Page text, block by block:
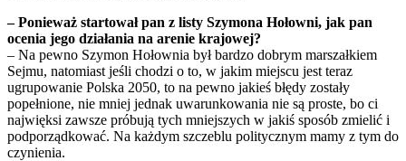
– Ponieważ startował pan z listy Szymona Hołowni, jak pan
ocenia jego działania na arenie krajowej?
– Na pewno Szymon Hołownia był bardzo dobrym marszałkiem
Sejmu, natomiast jeśli chodzi o to, w jakim miejscu jest teraz
ugrupowanie Polska 2050, to na pewno jakieś błędy zostały
popełnione, nie mniej jednak uwarunkowania nie są proste, bo ci
najwięksi zawsze próbują tych mniejszych w jakiś sposób zmielić i
podporządkować. Na każdym szczeblu politycznym mamy z tym do
czynienia.